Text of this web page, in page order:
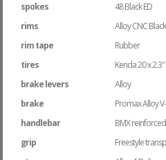
spokes
48 Black ED
rims
Alloy CNC Black
rim tape
Rubber
tires
Kenda 20 x
brake levers
Alloy
brake
Promax Alloy
handlebar
BMX
grip
Freestyle